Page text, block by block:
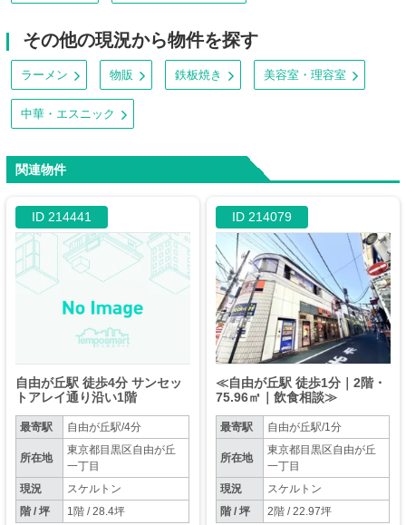
その他の現況から物件を探す
ラーメン 物販 鉄板焼き 美容室・理容室
中華・エスニック
関連物件
ID 214441
自由が丘駅 徒歩4分 サンセッ
トアレイ通り沿い1階
最寄駅 自由が丘駅/4分
所在地
東京都目黒区自由が丘
一丁目
現況
スケルトン
階 / 坪
1階 / 28.4坪
ID 214079
≪自由が丘駅 徒歩1分｜2階・
75.96㎡｜飲食相談≫
最寄駅 自由が丘駅/1分
所在地
東京都目黒区自由が丘
一丁目
現況
スケルトン
階 / 坪
2階 / 22.97坪